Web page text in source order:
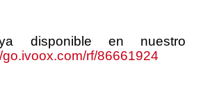
disponible en nuestro
go.ivoox.com/rf/86661924